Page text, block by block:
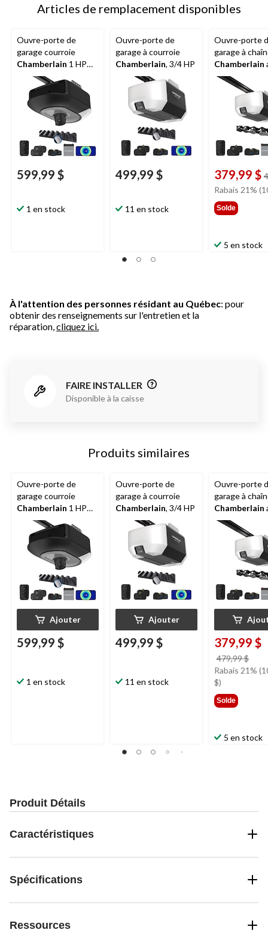
Articles de remplacement disponibles
Ouvre-porte de
garage courroie
Chamberlain 1 HP
avec caméra et pile
599,99 $
1 en stock
Ouvre-porte de
garage à courroie
Chamberlain, 3/4 HP
499,99 $
11 en stock
Ouvre-porte
garage à
Chamberlain
batterie de
3/4 HP
379,99 $
Rabais 21%
Solde
5 en stock
À l'attention des personnes résidant au Québec: pour
obtenir des renseignements sur l'entretien et la
réparation, cliquez ici.
FAIRE INSTALLER
Disponible à la caisse
Produits similaires
Ouvre-porte de
garage courroie
Chamberlain 1 HP
avec caméra et pile
Ajouter
599,99 $
1 en stock
Ouvre-porte de
garage à courroie
Chamberlain, 3/4 HP
Ajouter
499,99 $
11 en stock
Ouvre-porte
garage à
Chamberlain
batterie de
3/4 HP
379,99 $
479,99 $
était
Rabais 21%
$)
Solde
5 en stock
Produit Détails
Caractéristiques
Spécifications
Ressources